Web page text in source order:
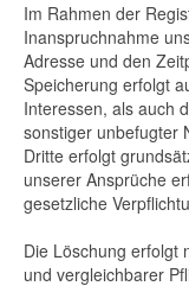
Im Rahmen der
Inanspruchnahme
Adresse und den
Speicherung erfolgt
Interessen, als auch
sonstiger unbefugter
Dritte erfolgt
unserer Ansprüche
gesetzliche
Die Löschung erfolgt
und vergleichbarer